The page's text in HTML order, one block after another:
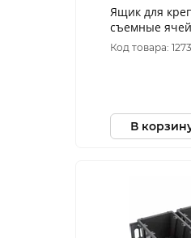
Ящик для
съемные
425х330х60
Код товара:
В